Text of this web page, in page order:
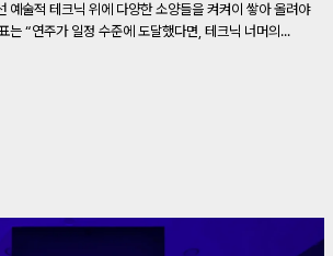
예술적 테크닉 위에 다양한 소양들을 켜켜이 쌓아 올려야
는 “연주가 일정 수준에 도달했다면, 테크닉 너머의...